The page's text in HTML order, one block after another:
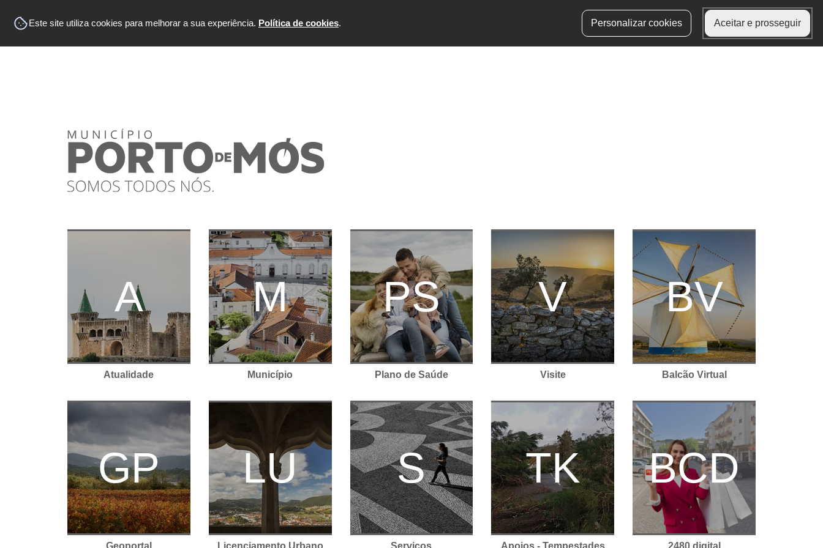
Este site utiliza cookies para melhorar a sua experiência. Política de cookies. Personalizar cookies Aceitar e prosseguir
A
Atualidade
Município
M
Município
PS
Plano de Saúde
V
Visite
Balcão Virtual
BV
Balcão Virtual
Geoportal
GP
Geoportal
LU
Licenciamento Urbano
Serviços
S
Serviços
Apoios - Tempestades
TK
Apoios - Tempestades
2480.digital
BCD
2480.digital